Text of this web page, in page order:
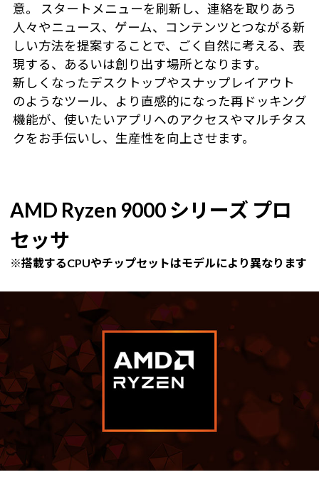
意。 スタートメニューを刷新し、連絡を取りあう
人々やニュース、ゲーム、コンテンツとつながる新
しい方法を提案することで、ごく自然に考える、表
現する、あるいは創り出す場所となります。
新しくなったデスクトップやスナップレイアウト
のようなツール、より直感的になった再ドッキング
機能が、使いたいアプリへのアクセスやマルチタス
クをお手伝いし、生産性を向上させます。
AMD Ryzen 9000 シリーズ プロ
セッサ
※搭載するCPUやチップセットはモデルにより異なります